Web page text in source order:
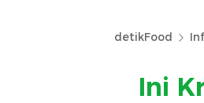
detikFood
Ini